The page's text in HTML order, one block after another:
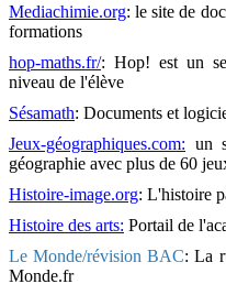
Mediachimie.org: le site de
formations
hop-maths.fr/: Hop! est un
niveau de l'élève
Sésamath: Documents et
Jeux-géographiques.com: un
géographie avec plus de 60
Histoire-image.org: L'histoire
Histoire des arts: Portail de
Le Monde/révision BAC:La
Monde.fr